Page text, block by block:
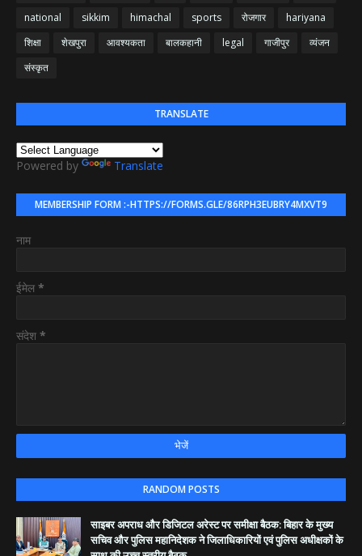
national
sikkim himachal sports रोजगार
hariyana
शिक्षा
शेखपुरा आवश्यकता बालकहानी legal गाजीपुर
व्यंजन
संस्कृत
TRANSLATE
Powered by Translate
MEMBERSHIP FORM :-HTTPS://FORMS.GLE/86RPH3EUBRY4MXVT9
नाम
ईमेल *
संदेश *
RANDOM POSTS
साइबर अपराध और डिजिटल अरेस्ट पर समीक्षा बैठक: बिहार के मुख्य
सचिव और पुलिस महानिदेशक ने जिलाधिकारियों एवं पुलिस अधीक्षकों के